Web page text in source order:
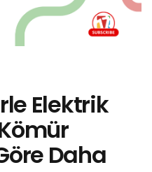
Elektrik
Daha